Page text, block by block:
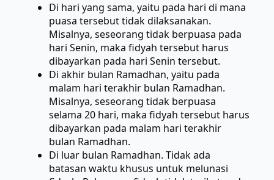
Di hari yang sama, yaitu pada hari di mana
puasa tersebut tidak dilaksanakan.
Misalnya, seseorang tidak berpuasa pada
hari Senin, maka fidyah tersebut harus
dibayarkan pada hari Senin tersebut.
Di akhir bulan Ramadhan, yaitu pada
malam hari terakhir bulan Ramadhan.
Misalnya, seseorang tidak berpuasa
selama 20 hari, maka fidyah tersebut harus
dibayarkan pada malam hari terakhir
bulan Ramadhan.
Di luar bulan Ramadhan. Tidak ada
batasan waktu khusus untuk melunasi